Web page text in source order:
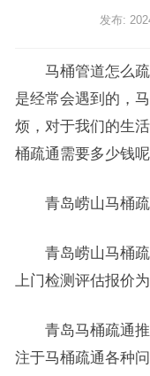
发布:
马桶管道怎么疏
是经常会遇到的，
烦，对于我们的生
桶疏通需要多少钱
青岛崂山马桶疏
青岛崂山马桶疏
上门检测评估报价
青岛马桶疏通推
注于马桶疏通各种